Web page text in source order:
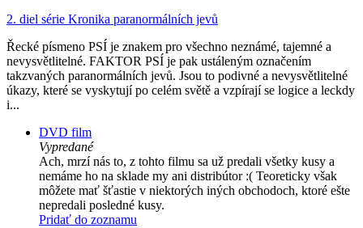
2. diel série Kronika paranormálních jevů
Řecké písmeno PSÍ je znakem pro všechno neznámé, tajemné a
nevysvětlitelné. FAKTOR PSÍ je pak ustáleným označením
takzvaných paranormálních jevů. Jsou to podivné a nevysvětlitelné
úkazy, které se vyskytují po celém světě a vzpírají se logice a leckdy
i...
DVD film
Vypredané
Ach, mrzí nás to, z tohto filmu sa už predali všetky kusy a
nemáme ho na sklade my ani distribútor :( Teoreticky však
môžete mať šťastie v niektorých iných obchodoch, ktoré ešte
nepredali posledné kusy.
Pridať do zoznamu